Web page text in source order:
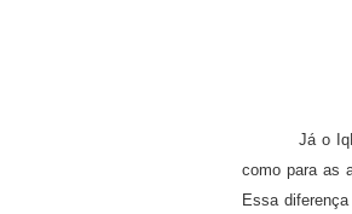
Já o
como para as
Essa